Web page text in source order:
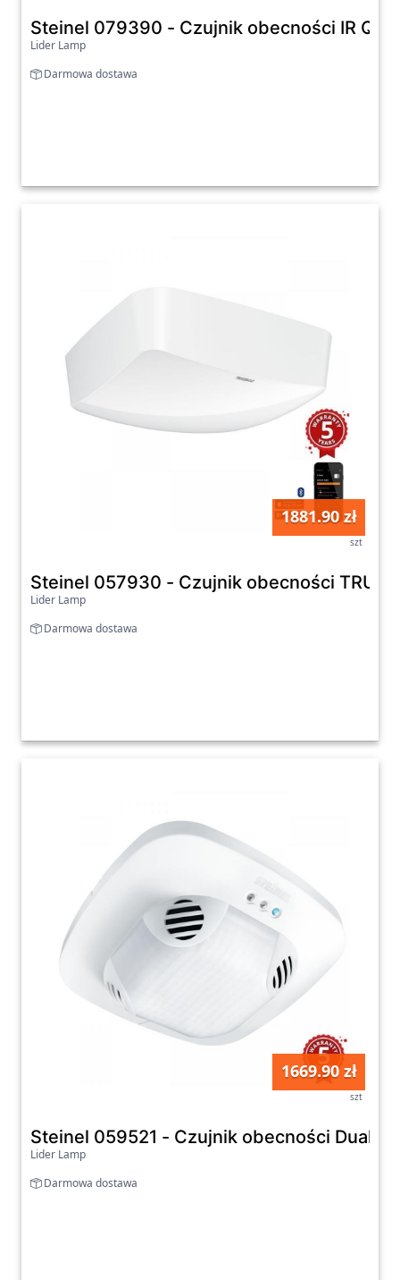
Steinel 079390 - Czujnik obecności IR
Lider Lamp
Darmowa dostawa
1881.90 zł
szt
Steinel 057930 - Czujnik obecności TRUE
Lider Lamp
Darmowa dostawa
1669.90 zł
szt
Steinel 059521 - Czujnik obecności
Lider Lamp
Darmowa dostawa